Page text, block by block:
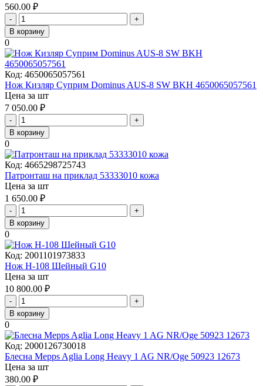
560.00 ₽
-
+
В корзину
0
Код: 4650065057561
Нож Кизляр Суприм Dominus AUS-8 SW BKH 4650065057561
Цена за шт
7 050.00 ₽
-
+
В корзину
0
Код: 4665298725743
Патронташ на приклад 53333010 кожа
Цена за шт
1 650.00 ₽
-
+
В корзину
0
Код: 2001101973833
Нож Н-108 Шейный G10
Цена за шт
10 800.00 ₽
-
+
В корзину
0
Код: 2000126730018
Блесна Mepps Aglia Long Heavy 1 AG NR/Oge 50923 12673
Цена за шт
380.00 ₽